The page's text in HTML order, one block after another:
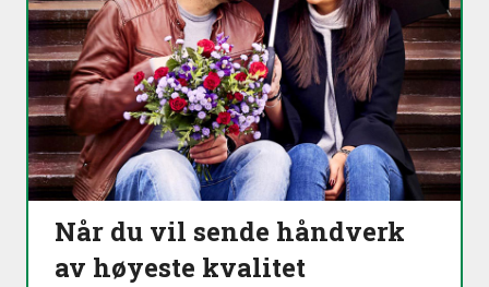
Når du vil sende håndverk
av høyeste kvalitet